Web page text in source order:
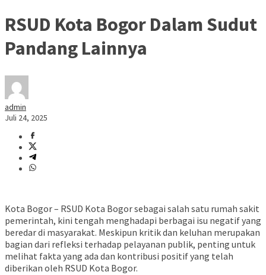
RSUD Kota Bogor Dalam Sudut
Pandang Lainnya
admin
Juli 24, 2025
Kota Bogor – RSUD Kota Bogor sebagai salah satu rumah sakit
pemerintah, kini tengah menghadapi berbagai isu negatif yang
beredar di masyarakat. Meskipun kritik dan keluhan merupakan
bagian dari refleksi terhadap pelayanan publik, penting untuk
melihat fakta yang ada dan kontribusi positif yang telah
diberikan oleh RSUD Kota Bogor.